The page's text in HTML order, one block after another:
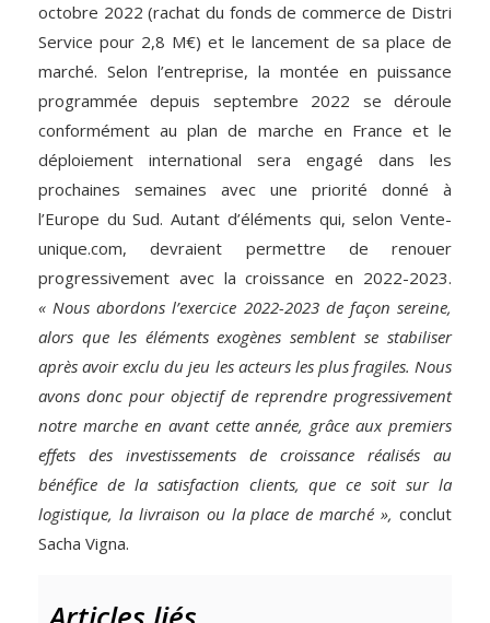
octobre 2022 (rachat du fonds de commerce de Distri
Service pour 2,8 M€) et le lancement de sa place de
marché. Selon l’entreprise, la montée en puissance
programmée depuis septembre 2022 se déroule
conformément au plan de marche en France et le
déploiement international sera engagé dans les
prochaines semaines avec une priorité donné à
l’Europe du Sud. Autant d’éléments qui, selon Vente-
unique.com, devraient permettre de renouer
progressivement avec la croissance en 2022-2023.
« Nous abordons l’exercice 2022-2023 de façon sereine,
alors que les éléments exogènes semblent se stabiliser
après avoir exclu du jeu les acteurs les plus fragiles. Nous
avons donc pour objectif de reprendre progressivement
notre marche en avant cette année, grâce aux premiers
effets des investissements de croissance réalisés au
bénéfice de la satisfaction clients, que ce soit sur la
logistique, la livraison ou la place de marché », conclut
Sacha Vigna.